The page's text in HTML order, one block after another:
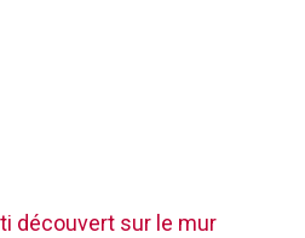
découvert sur le mur